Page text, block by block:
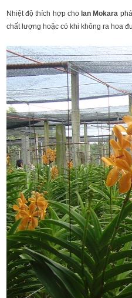
Nhiệt độ thích hợp cho lan Mokara
chất lượng hoặc có khi không ra hoa